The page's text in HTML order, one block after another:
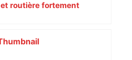
routière fortement